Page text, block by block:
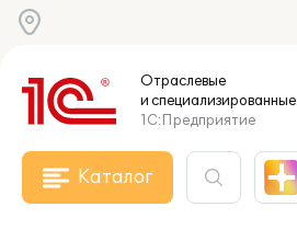
Отраслевые
и специализированные
1С:Предприятие
Каталог